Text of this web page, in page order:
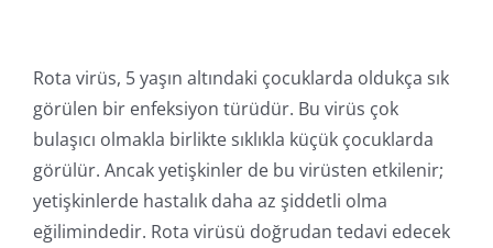
Rota virüs, 5 yaşın altındaki çocuklarda oldukça sık
görülen bir enfeksiyon türüdür. Bu virüs çok
bulaşıcı olmakla birlikte sıklıkla küçük çocuklarda
görülür. Ancak yetişkinler de bu virüsten etkilenir;
yetişkinlerde hastalık daha az şiddetli olma
eğilimindedir. Rota virüsü doğrudan tedavi edecek